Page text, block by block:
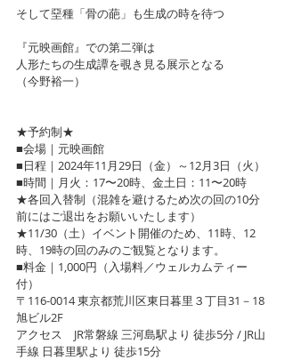
そして堊種「骨の葩」も生成の時を待つ
『元映画館』での第二弾は
人形たちの生成譚を覗き見る展示となる
（今野裕一）
★予約制★
■会場｜元映画館
■日程｜2024年11月29日（金）～12月3日（火）
■時間｜月火：17〜20時、金土日：11〜20時
★各回入替制（混雑を避けるため次の回の10分
前にはご退出をお願いいたします）
★11/30（土）イベント開催のため、11時、12
時、19時の回のみのご観覧となります。
■料金｜1,000円（入場料／ウェルカムティー
付）
〒116-0014 東京都荒川区東日暮里３丁目31－18
旭ビル2F
アクセス　JR常磐線 三河島駅より 徒歩5分 / JR山
手線 日暮里駅より 徒歩15分